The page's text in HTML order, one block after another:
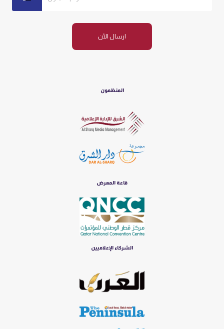
ارسال الأن
المنظمون
قاعة المعرض
الشركاء الإعلاميين